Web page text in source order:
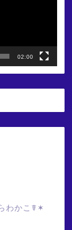
02:00
わかこ☤✶